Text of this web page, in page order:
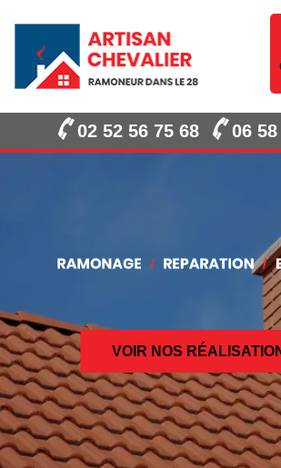
02 52 56 75 68 06
VOIR NOS